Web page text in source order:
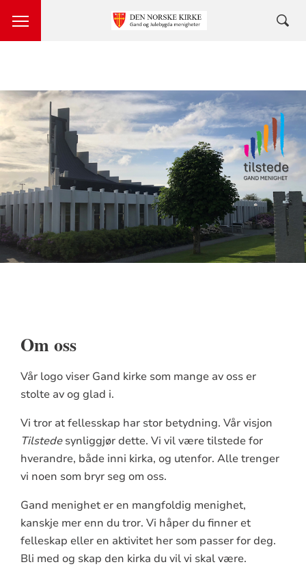
Om oss
Vår logo viser Gand kirke som mange av oss er
stolte av og glad i.
Vi tror at fellesskap har stor betydning. Vår visjon
Tilstedesynliggjør dette. Vi vil være tilstede for
hverandre, både inni kirka, og utenfor. Alle trenger
vi noen som bryr seg om oss.
Gand menighet er en mangfoldig menighet,
kanskje mer enn du tror. Vi håper du finner et
felleskap eller en aktivitet her som passer for deg.
Bli med og skap den kirka du vil vi skal være.